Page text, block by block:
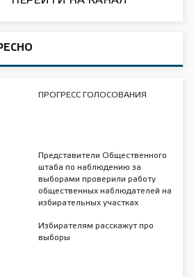
ПРОГРЕСС ГОЛОСОВАНИЯ
Представители Общественного
штаба по наблюдению за
выборами проверили работу
общественных наблюдателей на
избирательных участках
Избирателям расскажут про
выборы